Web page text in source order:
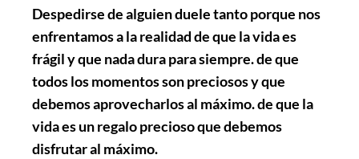
Despedirse de alguien duele tanto porque nos
enfrentamos a la realidad de que la vida es
frágil y que nada dura para siempre. de que
todos los momentos son preciosos y que
debemos aprovecharlos al máximo. de que la
vida es un regalo precioso que debemos
disfrutar al máximo.